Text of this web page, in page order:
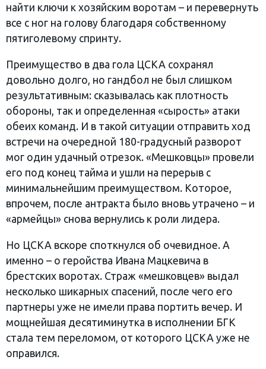
найти ключи к хозяйским воротам – и перевернуть
все с ног на голову благодаря собственному
пятиголевому спринту.
Преимущество в два гола ЦСКА сохранял
довольно долго, но гандбол не был слишком
результативным: сказывалась как плотность
обороны, так и определенная «сырость» атаки
обеих команд. И в такой ситуации отправить ход
встречи на очередной 180-градусный разворот
мог один удачный отрезок. «Мешковцы» провели
его под конец тайма и ушли на перерыв с
минимальнейшим преимуществом. Которое,
впрочем, после антракта было вновь утрачено – и
«армейцы» снова вернулись к роли лидера.
Но ЦСКА вскоре споткнулся об очевидное. А
именно – о геройства Ивана Мацкевича в
брестских воротах. Страж «мешковцев» выдал
несколько шикарных спасений, после чего его
партнеры уже не имели права портить вечер. И
мощнейшая десятиминутка в исполнении БГК
стала тем переломом, от которого ЦСКА уже не
оправился.